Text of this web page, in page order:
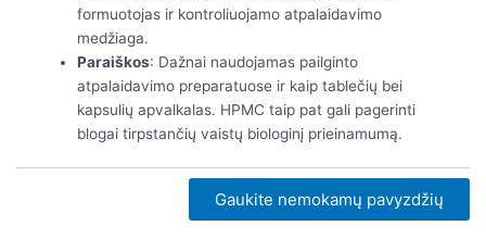
formuotojas ir kontroliuojamo atpalaidavimo
medžiaga.
Paraiškos: Dažnai naudojamas pailginto
atpalaidavimo preparatuose ir kaip tablečių bei
kapsulių apvalkalas. HPMC taip pat gali pagerinti
blogai tirpstančių vaistų biologinį prieinamumą.
Gaukite nemokamų pavyzdžių